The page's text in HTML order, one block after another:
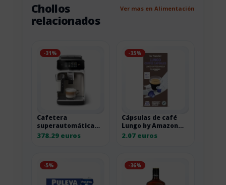
Chollos
relacionados
Ver mas en Alimentación
-31%
Cafetera
superautomática
Philips 2300 LatteGo
378.29 euros
-35%
Cápsulas de café
Lungo by Amazon
compatibles con
2.07 euros
-5% -36%